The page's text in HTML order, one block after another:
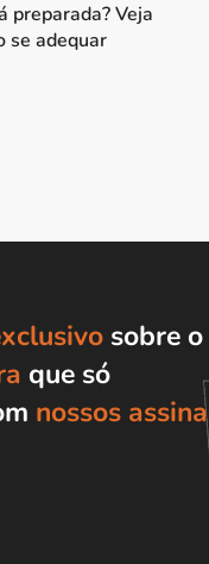
preparada? Veja
se adequar
sobre o
que só
nossos